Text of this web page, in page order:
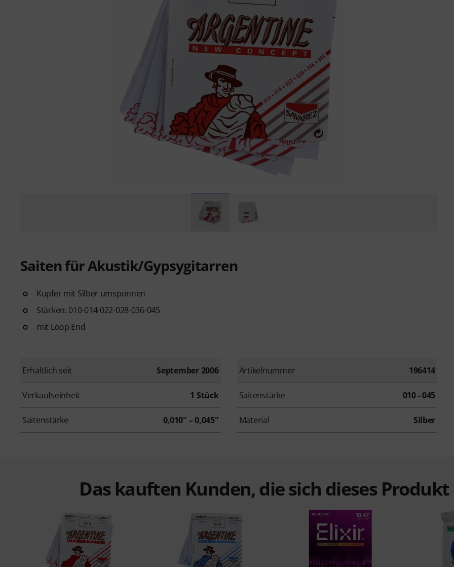
Saiten für Akustik/Gypsygitarren
Kupfer mit Silber umsponnen
Stärken: 010-014-022-028-036-045
mit Loop End
Erhältlich seit September 2006 Artikelnummer 196414
Verkaufseinheit 1 Stück Saitenstärke 010 - 045
Saitenstärke 0,010" – 0,045" Material Silber
Das kauften Kunden, die sich dieses